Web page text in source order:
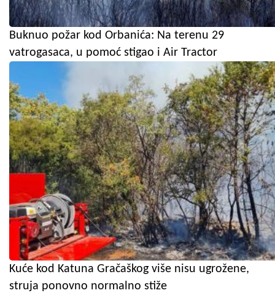
Buknuo požar kod Orbanića: Na terenu 29
vatrogasaca, u pomoć stigao i Air Tractor
Kuće kod Katuna Gračaškog više nisu ugrožene,
struja ponovno normalno stiže